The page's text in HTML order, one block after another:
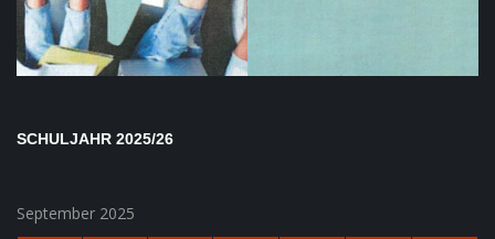
SCHULJAHR 2025/26
September 2025